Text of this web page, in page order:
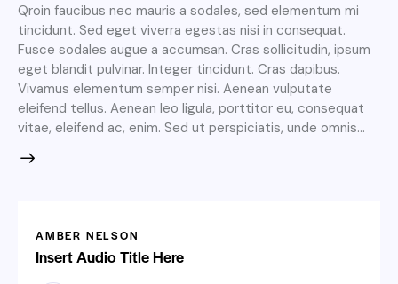
Qroin faucibus nec mauris a sodales, sed elementum mi
tincidunt. Sed eget viverra egestas nisi in consequat.
Fusce sodales augue a accumsan. Cras sollicitudin, ipsum
eget blandit pulvinar. Integer tincidunt. Cras dapibus.
Vivamus elementum semper nisi. Aenean vulputate
eleifend tellus. Aenean leo ligula, porttitor eu, consequat
vitae, eleifend ac, enim. Sed ut perspiciatis, unde omnis…
AMBER NELSON
Insert Audio Title Here